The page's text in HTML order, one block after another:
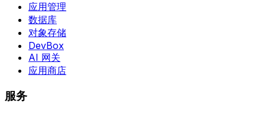
应用管理
数据库
对象存储
DevBox
AI 网关
应用商店
服务